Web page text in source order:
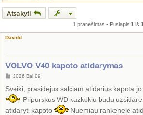
Atsakyti
1 pranešimas • Puslapis 1 iš 1
Davidd
VOLVO V40 kapoto atidarymas
S
a
n
d
a
r
2026 Bal 09
Sveiki, prasidejus salciam atidarius kapota
Pripurskus WD kazkokiu budu
atidaryti kapoto
Nuemiau rankenele